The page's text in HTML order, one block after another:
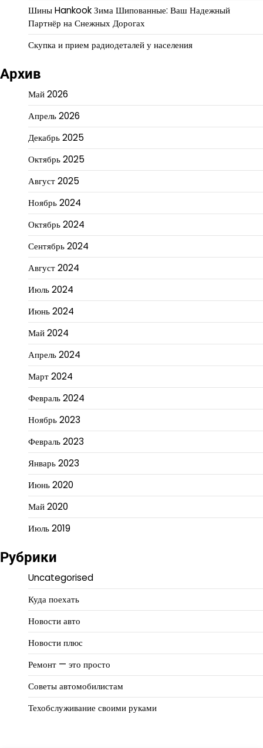
Шины Hankook Зима Шипованные: Ваш Надежный
Партнёр на Снежных Дорогах
Скупка и прием радиодеталей у населения
Архив
Май 2026
Апрель 2026
Декабрь 2025
Октябрь 2025
Август 2025
Ноябрь 2024
Октябрь 2024
Сентябрь 2024
Август 2024
Июль 2024
Июнь 2024
Май 2024
Апрель 2024
Март 2024
Февраль 2024
Ноябрь 2023
Февраль 2023
Январь 2023
Июнь 2020
Май 2020
Июль 2019
Рубрики
Uncategorised
Куда поехать
Новости авто
Новости плюс
Ремонт — это просто
Советы автомобилистам
Техобслуживание своими руками